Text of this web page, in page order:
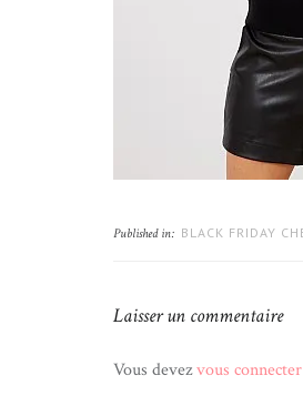
Published in: BLACK FRIDAY
Laisser un commentaire
Vous devezvous connecter